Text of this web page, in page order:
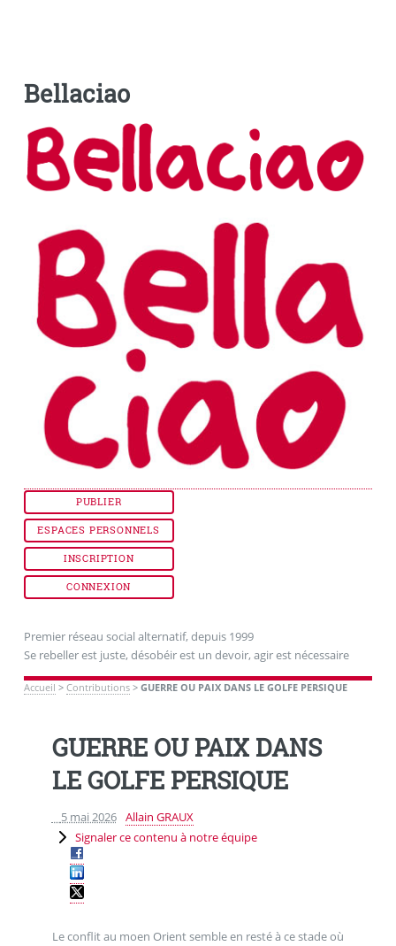
Bellaciao
PUBLIER
ESPACES PERSONNELS
INSCRIPTION
CONNEXION
Premier réseau social alternatif, depuis 1999
Se rebeller est juste, désobéir est un devoir, agir est nécessaire
Accueil > Contributions> GUERRE OU PAIX DANS LE GOLFE PERSIQUE
GUERRE OU PAIX DANS
LE GOLFE PERSIQUE
5 mai 2026 Allain GRAUX
Signaler ce contenu à notre équipe
Le conflit au moen Orient semble en resté à ce stade où